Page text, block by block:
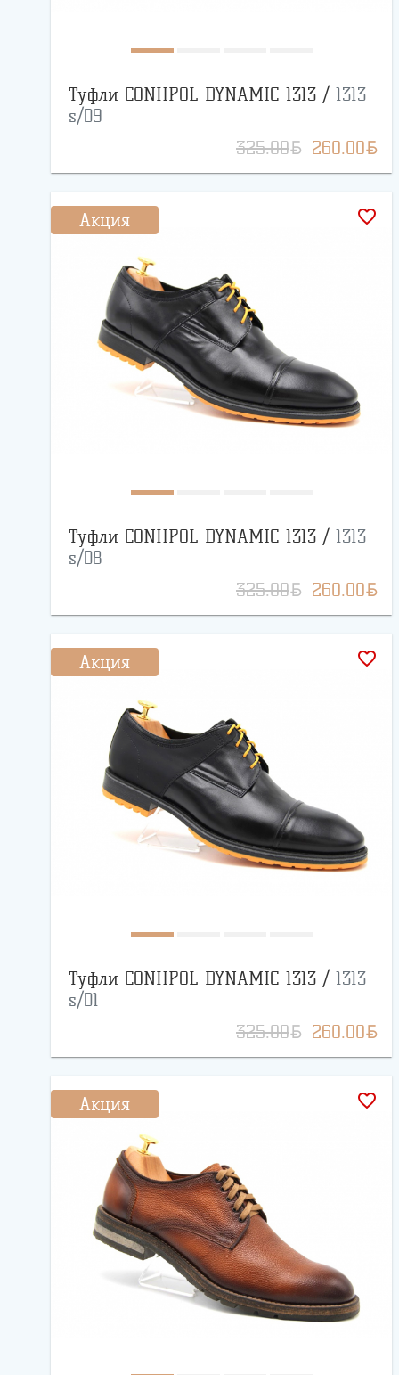
Туфли CONHPOL DYNAMIC 1313 / 1313
s/09
325.00BYN 260.00BYN
Акция favorite_border
Туфли CONHPOL DYNAMIC 1313 / 1313
s/08
325.00BYN 260.00BYN
Акция favorite_border
Туфли CONHPOL DYNAMIC 1313 / 1313
s/01
325.00BYN 260.00BYN
Акция favorite_border